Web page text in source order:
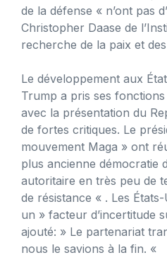
de la défense « n’ont pas
Christopher Daase de
recherche de la paix et
Le développement aux
Trump a pris ses
avec la présentation du
de fortes critiques. Le
mouvement Maga » ont
plus ancienne démocratie
autoritaire en très peu de
de résistance « . Les
un » facteur d’incertitude
ajouté: » Le partenariat
nous le savions à la fin. «